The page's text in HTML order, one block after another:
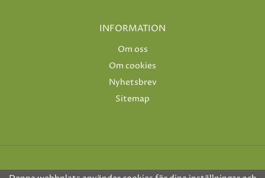
INFORMATION
Om oss
Om cookies
Nyhetsbrev
Sitemap